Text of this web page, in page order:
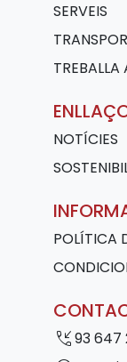
SERVEIS
TREBALLA
NOTÍCIES
POLÍTICA
phone_callback93 647